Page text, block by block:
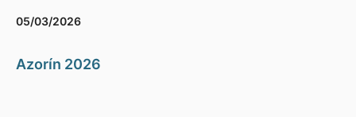
05/03/2026
Azorín 2026